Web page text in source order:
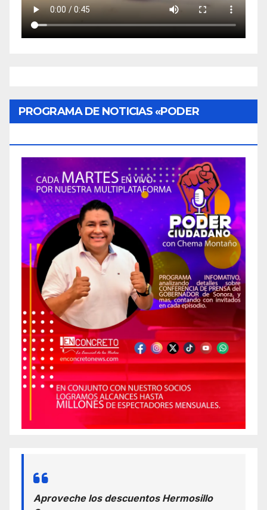
PROGRAMA DE NOTICIAS «PODER
Aproveche los descuentos Hermosillo